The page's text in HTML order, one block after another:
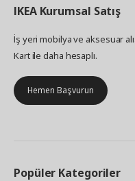
IKEA Kurumsal Satış
İş yeri mobilya ve aksesuar
Kart ile daha hesaplı.
Hemen Başvurun
Popüler Kategoriler